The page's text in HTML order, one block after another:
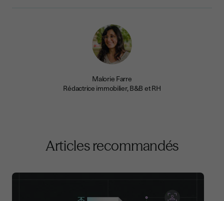
Malorie Farre
Rédactrice immobilier, B&B et RH
Articles recommandés